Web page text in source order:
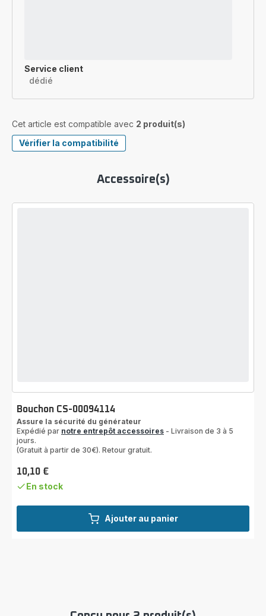
Service client
dédié
Cet article est compatible avec 2 produit(s)
Vérifier la compatibilité
Accessoire(s)
Ajouter au panier
Bouchon CS-00094114
Assure la sécurité du générateur
Expédié par notre entrepôt accessoires - Livraison de 3 à 5
jours.
(Gratuit à partir de 30€). Retour gratuit.
Prix
10,10 €
En stock